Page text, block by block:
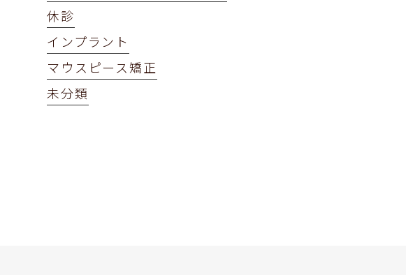
休診
インプラント
マウスピース矯正
未分類